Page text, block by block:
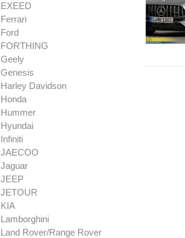
EXEED
Ferrari
Ford
FORTHING
Geely
Genesis
Harley Davidson
Honda
Hummer
Hyundai
Infiniti
JAECOO
Jaguar
JEEP
JETOUR
KIA
Lamborghini
Land Rover/Range Rover